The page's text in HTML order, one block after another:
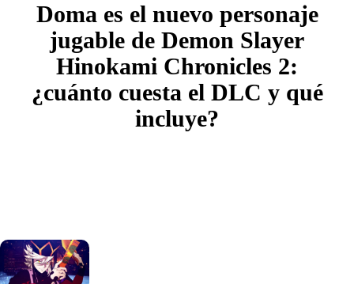
Doma es el nuevo personaje
jugable de Demon Slayer
Hinokami Chronicles 2:
¿cuánto cuesta el DLC y qué
incluye?